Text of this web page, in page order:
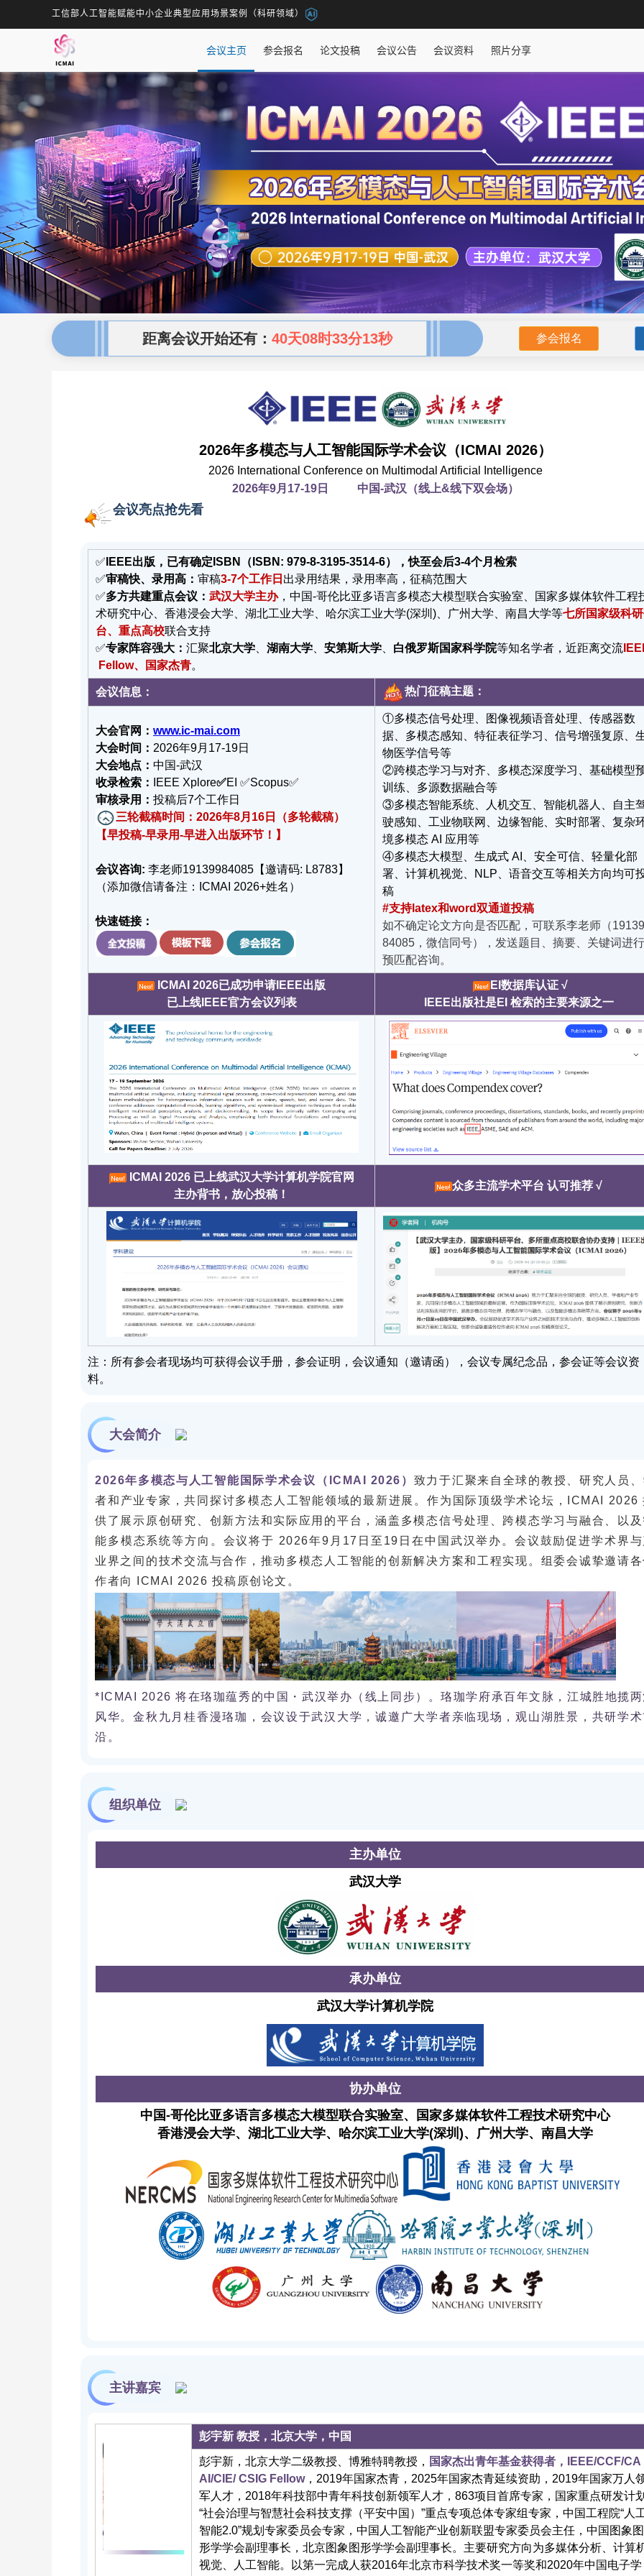
工信部人工智能赋能中小企业典型应用场景案例（科研领域）
会议主页 参会报名 论文投稿 会议公告 会议资料 照片分享
距离会议开始还有： 40天08时33分12秒 参会报名
2026年多模态与人工智能国际学术会议（ICMAI 2026）
2026 International Conference on Multimodal Artificial Intelligence
2026年9月17-19日 中国-武汉（线上&线下双会场）
会议亮点抢先看
✅ IEEE出版，已有确定ISBN（ISBN: 979-8-3195-3514-6），快至会后3-4个月检索
✅审稿快、录用高： 审稿3-7个工作日 出录用结果，录用率高，征稿范围大
✅多方共建重点会议： 武汉大学主办，中国-哥伦比亚多语言多模态大模型联合实验室、国家多媒体软件工程
术研究中心、香港浸会大学、湖北工业大学、哈尔滨工业大学(深圳)、广州大学、南昌大学等七所国家级科
台、重点高校联合支持
✅专家阵容强大： 汇聚北京大学 湖南大学 安第斯大学 白俄罗斯国家科学院等知名学者，近距离交流
Fellow、国家杰青。
会议信息： 热门征稿主题：
大会官网： www.ic-mai.com
大会时间： 2026年9月17-19日
大会地点： 中国-武汉
收录检索：
IEEE Xplore✅EI ✅Scopus✅
审核录用： 投稿后7个工作日
三轮截稿时间：2026年8月16日（多轮截稿）
【早投稿-早录用-早进入出版环节！】
会议咨询: 李老师19139984085【邀请码: L8783】
（添加微信请备注：ICMAI 2026+姓名）
快速链接：
①多模态信号处理、图像视频语音处理、传感器数
据、多模态感知、特征表征学习、信号增强复原、
物医学信号等
②跨模态学习与对齐、多模态深度学习、基础模型
训练、多源数据融合等
③多模态智能系统、人机交互、智能机器人、自主
驶感知、工业物联网、边缘智能、实时部署、复杂
境多模态 AI 应用等
④多模态大模型、生成式 AI、安全可信、轻量化部
署、计算机视觉、NLP、语音交互等相关方向均可
稿
#支持latex和word双通道投稿
如不确定论文方向是否匹配，可联系李老师（
84085，微信同号），发送题目、摘要、关键词进行
预匹配咨询。
ICMAI 2026已成功申请IEEE出版
已上线IEEE官方会议列表
EI数据库认证 √
IEEE出版社是EI 检索的主要来源之一
ICMAI 2026 已上线武汉大学计算机学院官网
主办背书，放心投稿！
众多主流学术平台 认可推荐 √
注：所有参会者现场均可获得会议手册，参会证明，会议通知（邀请函），会议专属纪念品，参会证等会议资
料。
大会简介
2026年多模态与人工智能国际学术会议（ICMAI 2026） 致力于汇聚来自全球的教授、研究人员
者和产业专家，共同探讨多模态人工智能领域的最新进展。作为国际顶级学术论坛，ICMAI 2026
供了展示原创研究、创新方法和实际应用的平台，涵盖多模态信号处理、跨模态学习与融合、以
能多模态系统等方向。会议将于 2026年9月17日至19日在中国武汉举办。会议鼓励促进学术界
业界之间的技术交流与合作，推动多模态人工智能的创新解决方案和工程实现。组委会诚挚邀请
作者向 ICMAI 2026 投稿原创论文。
*ICMAI 2026 将在珞珈蕴秀的中国・武汉举办（线上同步）。珞珈学府承百年文脉，江城胜地揽
风华。金秋九月桂香漫珞珈，会议设于武汉大学，诚邀广大学者亲临现场，观山湖胜景，共研学
沿。
组织单位
主办单位
武汉大学
承办单位
武汉大学计算机学院
协办单位
中国-哥伦比亚多语言多模态大模型联合实验室、国家多媒体软件工程技术研究中心
香港浸会大学、 湖北工业大学、哈尔滨工业大学(深圳)、广州大学、南昌大学
主讲嘉宾
彭宇新 教授，北京大学，中国
彭宇新，北京大学二级教授、博雅特聘教授， 国家杰出青年基金获得者，
IEEE/CCF/CA
AI/CIE/ CSIG Fellow，2019年国家杰青，2025年国家杰青延续资助，2019年国家万人
军人才，2018年科技部中青年科技创新领军人才，863项目首席专家，国家重点研发计
“社会治理与智慧社会科技支撑（平安中国）”重点专项总体专家组专家，中国工程院“人
智能2.0”规划专家委员会专家，中国人工智能产业创新联盟专家委员会主任，中国图象图
形学学会副理事长，北京图象图形学学会副理事长。主要研究方向为多媒体分析、计算
视觉、人工智能。以第一完成人获2016年北京市科学技术奖一等奖和2020年中国电子学